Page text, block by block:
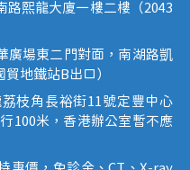
路熙龍大廈一樓二樓（2043
廣場東二門對面，南湖路凱
地鐵站B出口）
枝角長裕街11號定豐中心
100米，香港辦公室暫不應